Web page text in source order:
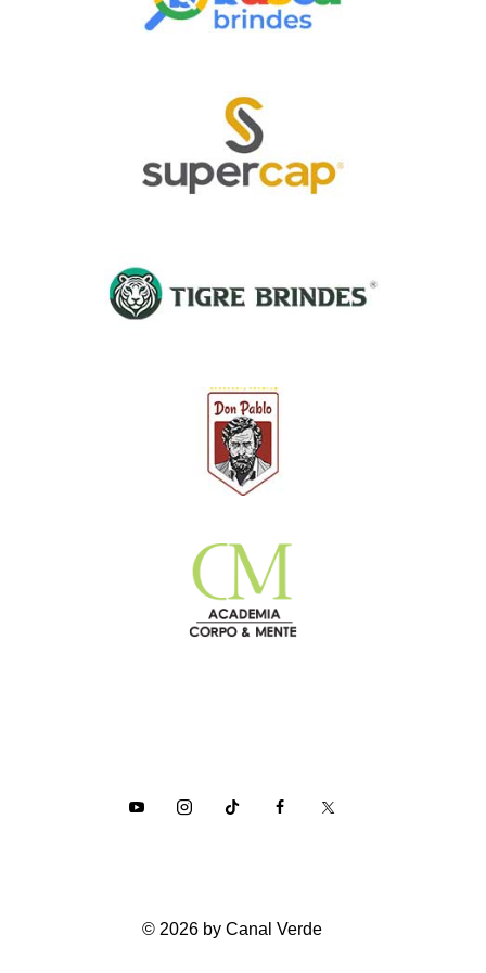
© 2026 by Canal Verde